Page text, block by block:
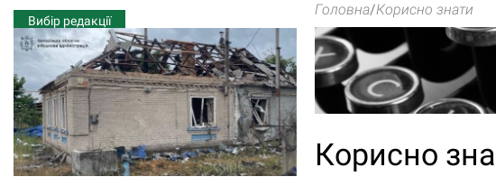
Вибір редакції
Головна/Корисно знати
Корисно